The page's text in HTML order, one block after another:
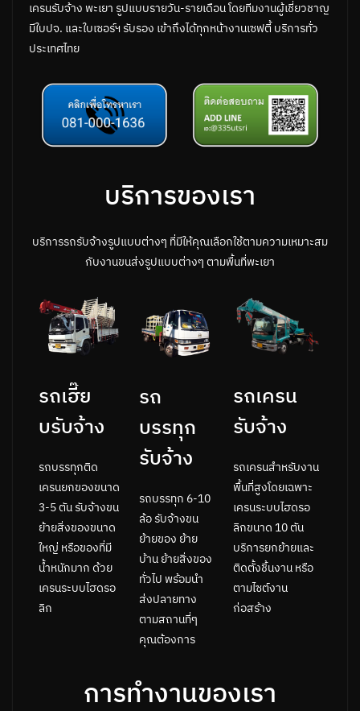
เครนรับจ้าง พะเยา รูปแบบรายวัน-รายเดือน โดยทีมงานผู้เชี่ยวชาญ
มีใบปจ. และใบเซอร์ฯ รับรอง เข้าถึงได้ทุกหน้างานเซฟตี้ บริการทั่ว
ประเทศไทย
บริการของเรา
บริการรถรับจ้างรูปแบบต่างๆ ที่มีให้คุณเลือกใช้ตามความเหมาะสม
กับงานขนส่งรูปแบบต่างๆ ตามพื้นที่พะเยา
รถเฮี๊ย
บรับจ้าง
รถบรรทุกติด
เครนยกของขนาด
3-5 ตัน รับจ้างขน
ย้ายสิ่งของขนาด
ใหญ่ หรือของที่มี
น้ำหนักมาก ด้วย
เครนระบบไฮดรอ
ลิก
รถ
บรรทุก
รับจ้าง
รถบรรทุก 6-10
ล้อ รับจ้างขน
ย้ายของ ย้าย
บ้าน ย้ายสิ่งของ
ทั่วไป พร้อมนำ
ส่งปลายทาง
ตามสถานที่ๆ
คุณต้องการ
รถเครน
รับจ้าง
รถเครนสำหรับงาน
พื้นที่สูงโดยเฉพาะ
เครนระบบไฮดรอ
ลิกขนาด 10 ตัน
บริการยกย้ายและ
ติดตั้งชิ้นงาน หรือ
ตามไซต์งาน
ก่อสร้าง
การทำงานของเรา